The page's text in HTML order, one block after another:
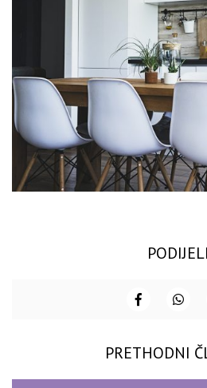
PODIJELI
PRETHODNI